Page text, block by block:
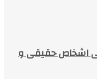
اشخاص حقیقی و